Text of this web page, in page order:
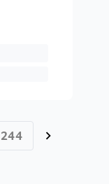
244 chevron_right